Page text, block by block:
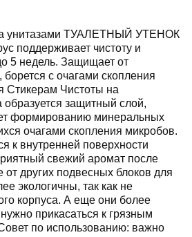
унитазами ТУАЛЕТНЫЙ УТЕНОК
поддерживает чистоту и
5 недель. Защищает от
борется с очагами скопления
Стикерам Чистоты на
образуется защитный слой,
формированию минеральных
очагами скопления микробов.
к внутренней поверхности
свежий аромат после
других подвесных блоков для
экологичны, так как не
корпуса. А еще они более
прикасаться к грязным
по использованию: важно